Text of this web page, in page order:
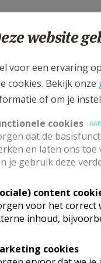
: De
schenken aan
website
voor een ervaring
cookies. Bekijk onze
of om je
cookies
dat de
en laten ons toe
je gebruik deze
content
voor het correct
inhoud,
cookies